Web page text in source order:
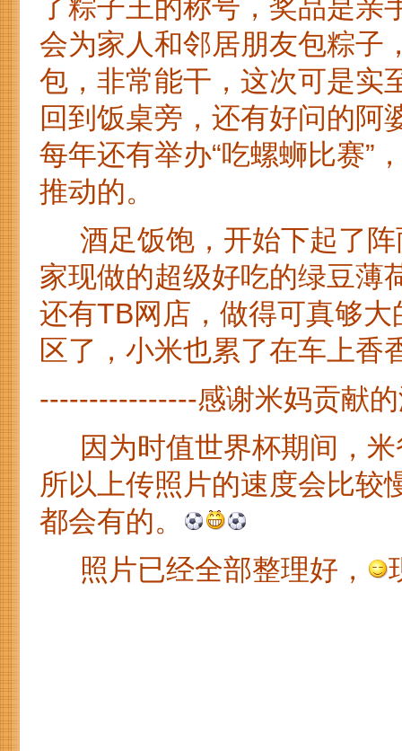
了粽子王的称号，奖品是亲
会为家人和邻居朋友包粽子
包，非常能干，这次可是实
回到饭桌旁，还有好问的阿
每年还有举办“吃螺蛳比赛”
推动的。
酒足饭饱，开始下起了阵
家现做的超级好吃的绿豆薄
还有TB网店，做得可真够
区了，小米也累了在车上香
----------------感谢米妈贡献
因为时值世界杯期间，米
所以上传照片的速度会比较
都会有的。
照片已经全部整理好，